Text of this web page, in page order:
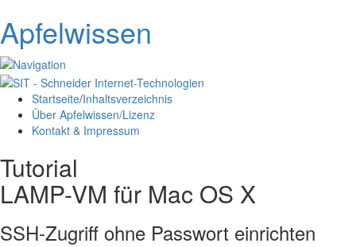
Apfelwissen
Startseite/Inhaltsverzeichnis
Über Apfelwissen/Lizenz
Kontakt & Impressum
Tutorial
LAMP-VM für Mac OS X
SSH-Zugriff ohne Passwort einrichten